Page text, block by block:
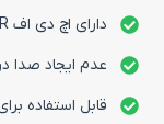
دارای اچ دی اف MR (مقاومت بالا در برابر آب و رطوبت)
عدم ایجاد صدا
قابل استفاده